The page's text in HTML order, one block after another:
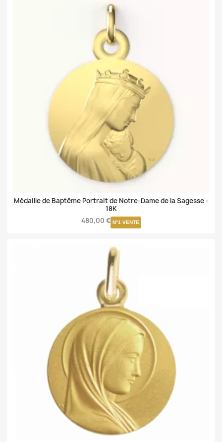
Médaille de Baptême Portrait de Notre-Dame de la Sagesse -
18K
480,00 € N°1 VENTE